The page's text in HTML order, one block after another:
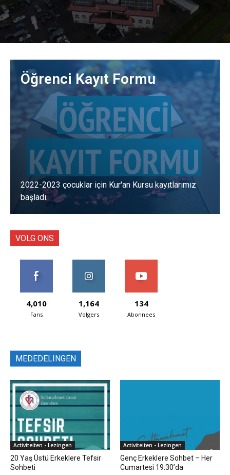
Öğrenci Kayıt Formu
2022-2023 çocuklar için Kur'an Kursu kayıtlarımız
başladı.
Online Forum
VOLG ONS
4,010
Fans
1,164
Volgers
134
Abonnees
MEDEDELINGEN
Activiteiten - Lezingen
20 Yaş Üstü Erkeklere Tefsir
Sohbeti
Activiteiten - Lezingen
Genç Erkeklere Sohbet – Her
Cumartesi 19:30’da